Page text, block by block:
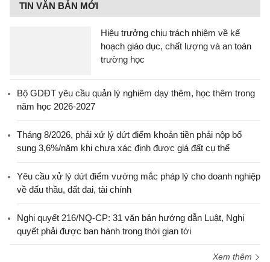
TIN VĂN BẢN MỚI
Hiệu trưởng chịu trách nhiệm về kế
hoạch giáo dục, chất lượng và an toàn
trường học
Bộ GDĐT yêu cầu quản lý nghiêm dạy thêm, học thêm trong
năm học 2026-2027
Tháng 8/2026, phải xử lý dứt điểm khoản tiền phải nộp bổ
sung 3,6%/năm khi chưa xác định được giá đất cụ thể
Yêu cầu xử lý dứt điểm vướng mắc pháp lý cho doanh nghiệp
về đấu thầu, đất đai, tài chính
Nghị quyết 216/NQ-CP: 31 văn bản hướng dẫn Luật, Nghị
quyết phải được ban hành trong thời gian tới
Xem thêm